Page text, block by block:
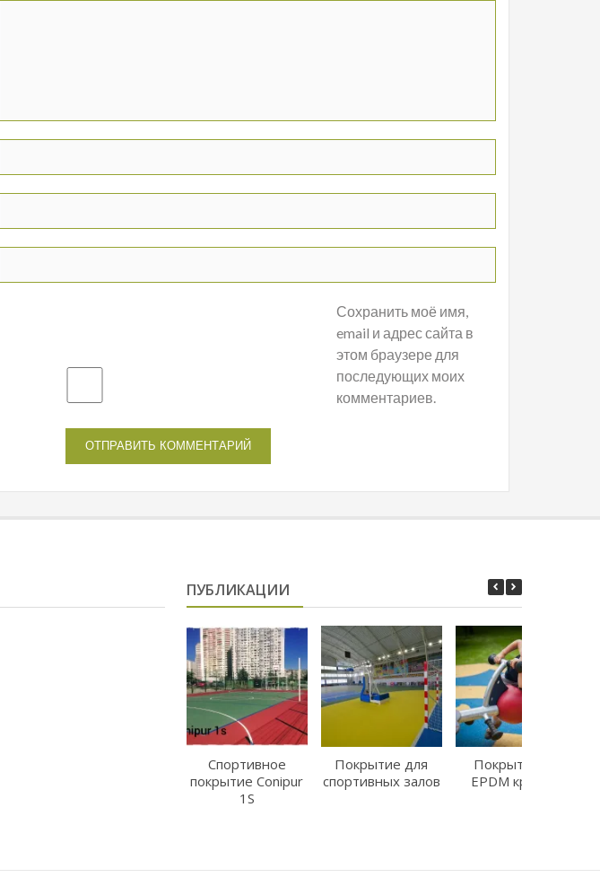
Сохранить моё имя,
email и адрес сайта в
этом браузере для
последующих моих
комментариев.
ПУБЛИКАЦИИ
Спортивное
покрытие Conipur
1S
Покрытие для
спортивных залов
Покрытие из
EPDM крошки